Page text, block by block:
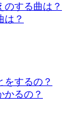
のする曲は？
は？
をするの？
かるの？